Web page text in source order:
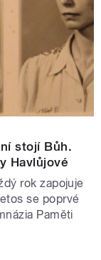
stojí Bůh.
Havlůjové
rok zapojuje
se poprvé
Paměti